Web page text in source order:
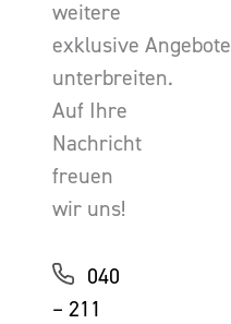
weitere
exklusive Angebote
unterbreiten.
Auf Ihre
Nachricht
freuen
wir uns!
040
– 211